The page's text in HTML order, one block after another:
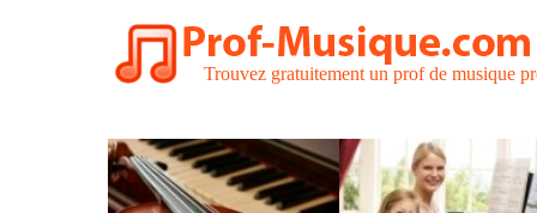
Trouvez gratuitement un prof de musique